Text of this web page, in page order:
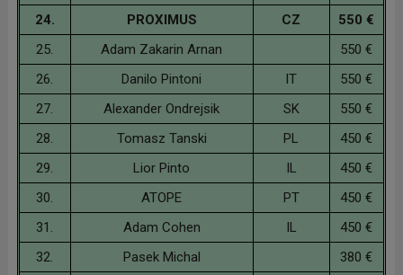
24.
PROXIMUS CZ
550 €
25.
Adam Zakarin Arnan
550 €
26.
Danilo Pintoni IT
550 €
27.
Alexander Ondrejsik SK
550 €
28.
Tomasz Tanski PL
450 €
29.
Lior Pinto IL
450 €
30.
ATOPE PT
450 €
31.
Adam Cohen IL
450 €
32.
Pasek Michal 380 €